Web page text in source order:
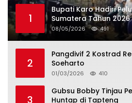
1
Bupati Karo Hadiri
Sumatera Tahun
08/05/2026 491
2
Pangdivif 2 Kostrad
Soeharto
01/03/2026 410
3
Gubsu Bobby Tinjau
Huntap di Tapteng